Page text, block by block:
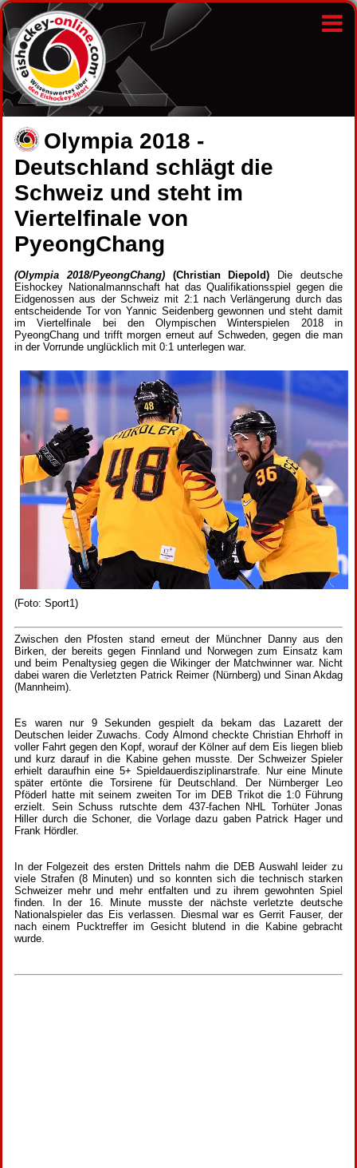
Olympia 2018 -
Deutschland schlägt die
Schweiz und steht im
Viertelfinale von
PyeongChang
(Olympia 2018/PyeongChang) (Christian Diepold) Die deutsche
Eishockey Nationalmannschaft hat das Qualifikationsspiel gegen die
Eidgenossen aus der Schweiz mit 2:1 nach Verlängerung durch das
entscheidende Tor von Yannic Seidenberg gewonnen und steht damit
im Viertelfinale bei den Olympischen Winterspielen 2018 in
PyeongChang und trifft morgen erneut auf Schweden, gegen die man
in der Vorrunde unglücklich mit 0:1 unterlegen war.
(Foto: Sport1)
Zwischen den Pfosten stand erneut der Münchner Danny aus den
Birken, der bereits gegen Finnland und Norwegen zum Einsatz kam
und beim Penaltysieg gegen die Wikinger der Matchwinner war. Nicht
dabei waren die Verletzten Patrick Reimer (Nürnberg) und Sinan Akdag
(Mannheim).
Es waren nur 9 Sekunden gespielt da bekam das Lazarett der
Deutschen leider Zuwachs. Cody Almond checkte Christian Ehrhoff in
voller Fahrt gegen den Kopf, worauf der Kölner auf dem Eis liegen blieb
und kurz darauf in die Kabine gehen musste. Der Schweizer Spieler
erhielt daraufhin eine 5+ Spieldauerdisziplinarstrafe. Nur eine Minute
später ertönte die Torsirene für Deutschland. Der Nürnberger Leo
Pföderl hatte mit seinem zweiten Tor im DEB Trikot die 1:0 Führung
erzielt. Sein Schuss rutschte dem 437-fachen NHL Torhüter Jonas
Hiller durch die Schoner, die Vorlage dazu gaben Patrick Hager und
Frank Hördler.
In der Folgezeit des ersten Drittels nahm die DEB Auswahl leider zu
viele Strafen (8 Minuten) und so konnten sich die technisch starken
Schweizer mehr und mehr entfalten und zu ihrem gewohnten Spiel
finden. In der 16. Minute musste der nächste verletzte deutsche
Nationalspieler das Eis verlassen. Diesmal war es Gerrit Fauser, der
nach einem Pucktreffer im Gesicht blutend in die Kabine gebracht
wurde.